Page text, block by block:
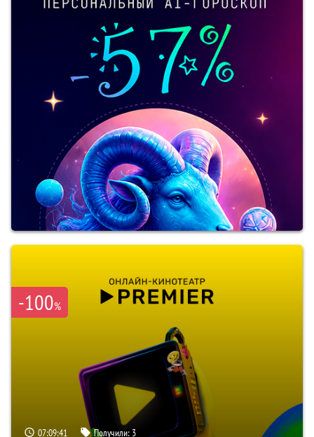
-100%
07:09:39 Получили: 3